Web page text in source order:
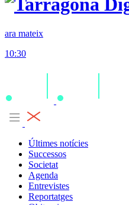
ara mateix
10:30
Últimes notícies
Successos
Societat
Agenda
Entrevistes
Reportatges